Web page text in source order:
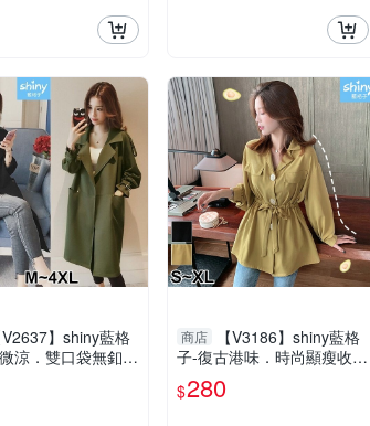
V2637】shiny藍格
涼．雙口袋無釦翻
風衣外套
商店
【V3186】shiny藍格
子-復古港味．時尚顯瘦收腰
V領襯衫長袖上衣
$280